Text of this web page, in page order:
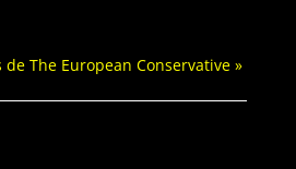
The Euro­pean Conservative »